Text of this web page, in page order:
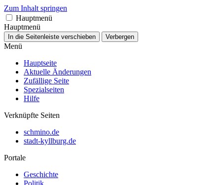
Zum Inhalt springen
Hauptmenü
Hauptmenü
In die Seitenleiste verschieben Verbergen
Menü
Hauptseite
Aktuelle Änderungen
Zufällige Seite
Spezialseiten
Hilfe
Verknüpfte Seiten
schmino.de
stadt-kyllburg.de
Portale
Geschichte
Politik